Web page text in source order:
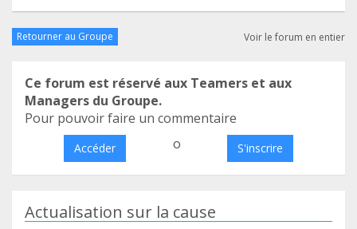
Retourner au Groupe Voir le forum en entier
Ce forum est réservé aux Teamers et aux
Managers du Groupe.
Pour pouvoir faire un commentaire
Accéder o S'inscrire
Actualisation sur la cause